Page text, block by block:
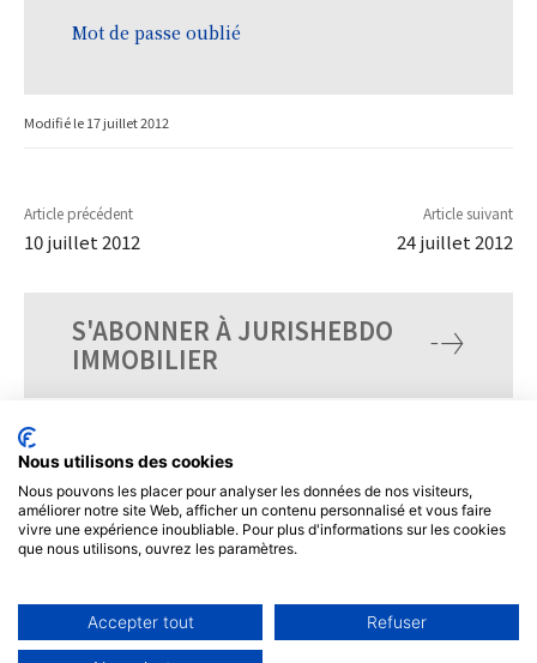
Mot de passe oublié
Modifié le17 juillet 2012
Article précédent
10 juillet 2012
Article suivant
24 juillet 2012
S'ABONNER À JURISHEBDO
IMMOBILIER
Nous utilisons des cookies
Nous pouvons les placer pour analyser les données de nos visiteurs,
améliorer notre site Web, afficher un contenu personnalisé et vous faire
vivre une expérience inoubliable. Pour plus d'informations sur les cookies
que nous utilisons, ouvrez les paramètres.
Accepter tout Refuser